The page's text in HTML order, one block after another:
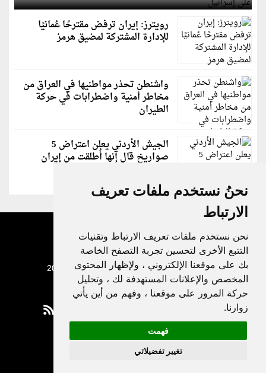
نحنُ نستخدم ملفات تعريف
الارتباط
نحن نستخدم ملفات تعريف الارتباط وتقنيات
التتبع الأخرى لتحسين تجربة التصفح الخاصة
بك على موقعنا الإلكتروني ، ولإظهار المحتوى
المخصص والإعلانات المستهدفة لك ، وتحليل
حركة المرور على موقعنا ، وفهم من أين يأتي
زوارنا.
فهمت
تغيير تفضيلاتي
رويترز: إيران ترفض مقترحًا عُمانيًا
للإدارة المشتركة لمضيق هرمز
واشنطن تحذر مواطنيها في العراق من
مخاطر أمنية واضطرابات في حركة
الطيران
الجيش الأردني يعلن اعتراض 5
صواريخ قال إنها أُطلقت من إيران
جميع الحقوق محفوظة لدنيا الوطن © 2003 - 2022
Privacy Policy